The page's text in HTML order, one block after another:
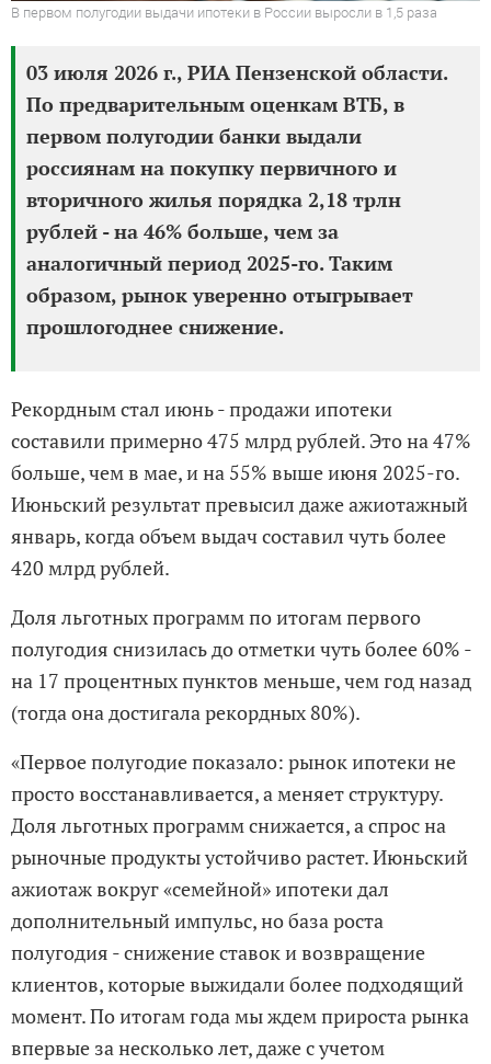
В первом полугодии выдачи ипотеки в России выросли в 1,5 раза
03 июля 2026 г., РИА Пензенской области.
По предварительным оценкам ВТБ, в
первом полугодии банки выдали
россиянам на покупку первичного и
вторичного жилья порядка 2,18 трлн
рублей - на 46% больше, чем за
аналогичный период 2025-го. Таким
образом, рынок уверенно отыгрывает
прошлогоднее снижение.
Рекордным стал июнь - продажи ипотеки
составили примерно 475 млрд рублей. Это на 47%
больше, чем в мае, и на 55% выше июня 2025-го.
Июньский результат превысил даже ажиотажный
январь, когда объем выдач составил чуть более
420 млрд рублей.
Доля льготных программ по итогам первого
полугодия снизилась до отметки чуть более 60% -
на 17 процентных пунктов меньше, чем год назад
(тогда она достигала рекордных 80%).
«Первое полугодие показало: рынок ипотеки не
просто восстанавливается, а меняет структуру.
Доля льготных программ снижается, а спрос на
рыночные продукты устойчиво растет. Июньский
ажиотаж вокруг «семейной» ипотеки дал
дополнительный импульс, но база роста
полугодия - снижение ставок и возвращение
клиентов, которые выжидали более подходящий
момент. По итогам года мы ждем прироста рынка
впервые за несколько лет, даже с учетом